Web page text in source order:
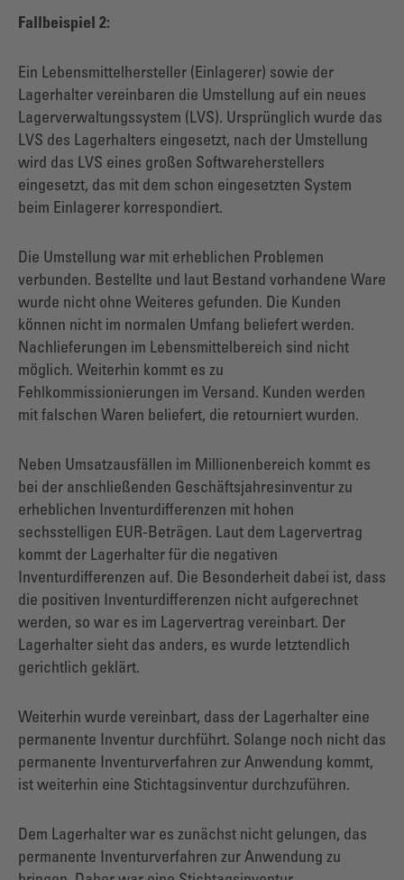
Fallbeispiel 2:
Ein Lebensmittelhersteller (Einlagerer) sowie der
Lagerhalter vereinbaren die Umstellung auf ein neues
Lagerverwaltungssystem (LVS). Ursprünglich wurde das
LVS des Lagerhalters eingesetzt, nach der Umstellung
wird das LVS eines großen Softwareherstellers
eingesetzt, das mit dem schon eingesetzten System
beim Einlagerer korrespondiert.
Die Umstellung war mit erheblichen Problemen
verbunden. Bestellte und laut Bestand vorhandene Ware
wurde nicht ohne Weiteres gefunden. Die Kunden
können nicht im normalen Umfang beliefert werden.
Nachlieferungen im Lebensmittelbereich sind nicht
möglich. Weiterhin kommt es zu
Fehlkommissionierungen im Versand. Kunden werden
mit falschen Waren beliefert, die retourniert wurden.
Neben Umsatzausfällen im Millionenbereich kommt es
bei der anschließenden Geschäftsjahresinventur zu
erheblichen Inventurdifferenzen mit hohen
sechsstelligen EUR-Beträgen. Laut dem Lagervertrag
kommt der Lagerhalter für die negativen
Inventurdifferenzen auf. Die Besonderheit dabei ist, dass
die positiven Inventurdifferenzen nicht aufgerechnet
werden, so war es im Lagervertrag vereinbart. Der
Lagerhalter sieht das anders, es wurde letztendlich
gerichtlich geklärt.
Weiterhin wurde vereinbart, dass der Lagerhalter eine
permanente Inventur durchführt. Solange noch nicht das
permanente Inventurverfahren zur Anwendung kommt,
ist weiterhin eine Stichtagsinventur durchzuführen.
Dem Lagerhalter war es zunächst nicht gelungen, das
permanente Inventurverfahren zur Anwendung zu